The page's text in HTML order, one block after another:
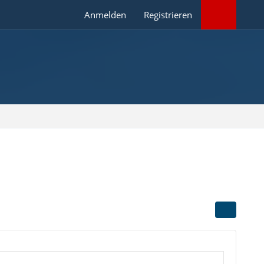
Anmelden Registrieren